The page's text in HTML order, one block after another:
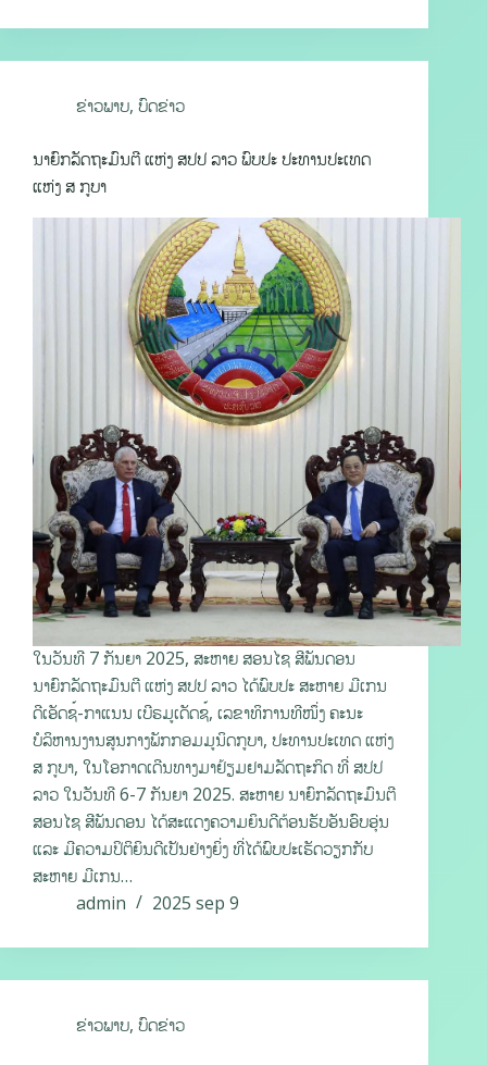
ຂ່າວພາບ, ບົດຂ່າວ
ນາຍົກລັດຖະມົນຕີ ແຫ່ງ ສປປ ລາວ ພົບປະ ປະທານປະເທດ
ແຫ່ງ ສ ກູບາ
ໃນວັນທີ 7 ກັນຍາ 2025, ສະຫາຍ ສອນໄຊ ສີພັນດອນ
ນາຍົກລັດຖະມົນຕີ ແຫ່ງ ສປປ ລາວ ໄດ້ພົບປະ ສະຫາຍ ມີເກນ
ດີເອັດຊ໌-ກາແນນ ເບີຣມູເດັດຊ໌, ເລຂາທິການທີໜຶ່ງ ຄະນະ
ບໍລິຫານງານສູນກາງພັກກອມມູນິດກູບາ, ປະທານປະເທດ ແຫ່ງ
ສ ກູບາ, ໃນໂອກາດເດີນທາງມາຢ້ຽມຢາມລັດຖະກິດ ທີ່ ສປປ
ລາວ ໃນວັນທີ 6-7 ກັນຍາ 2025. ສະຫາຍ ນາຍົກລັດຖະມົນຕີ
ສອນໄຊ ສີພັນດອນ ໄດ້ສະແດງຄວາມຍິນດີຕ້ອນຮັບອັນອົບອຸ່ນ
ແລະ ມີຄວາມປິຕິຍິນດີເປັນຢ່າງຍິ່ງ ທີ່ໄດ້ພົບປະເຮັດວຽກກັບ
ສະຫາຍ ມີເກນ…
admin
2025 sep 9
ຂ່າວພາບ, ບົດຂ່າວ